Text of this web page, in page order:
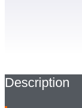
Description